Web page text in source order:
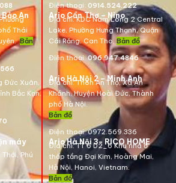
Điện thoại: 0914.524.222
An
Thái
Bản
Ario Cần Thơ – Nino
Địa chỉ:KDC Nam Long 2 Central
Lake, Phường Hưng Thạnh, Quận
Cái Răng, Can Tho. Bản đồ
Điện thoại:096.947.4846
Đức Xuân,
Bắc Kạn.
Ario Hà Nội 2 – Minh Anh
Địa chỉ:Thôn An Thọ, Xã An
Khánh, Huyện Hoài Đức, Thành
phố Hà Nội.
Bản đồ
Điện thoại:0972.569.336
máy
Thới, Phú
Ario Hà Nội 3- RICO HOME
Địa chỉ: TT 6 D2_6 Khu nhà ở
thấp tầng Đại Kim, Hoàng Mai,
Hà Nội, Hanoi, Vietnam
Bản đồ